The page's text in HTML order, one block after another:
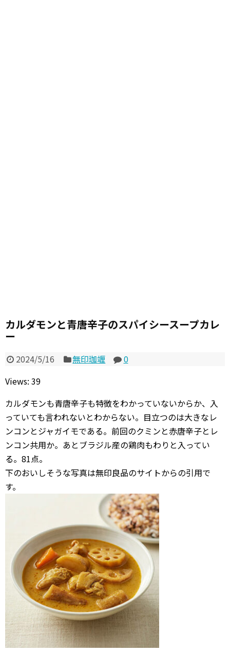
カルダモンと青唐辛子のスパイシースープカレ
ー
2024/5/16 無印珈竰
0
Views: 39
カルダモンも青唐辛子も特徴をわかっていないからか、入
っていても言われないとわからない。目立つのは大きなレ
ンコンとジャガイモである。前回のクミンと赤唐辛子とレ
ンコン共用か。あとブラジル産の鶏肉もわりと入ってい
る。81点。
下のおいしそうな写真は無印良品のサイトからの引用で
す。